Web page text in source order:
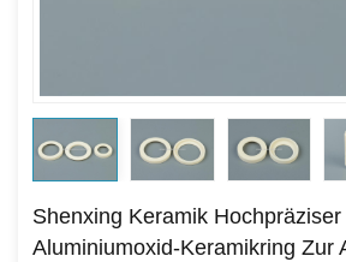
Shenxing Keramik
Aluminiumoxid-Keramikring Zur